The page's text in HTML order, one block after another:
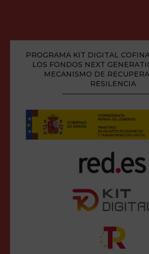
PROGRAMA KIT DIGITAL
LOS FONDOS NEXT
MECANISMO DE
RESILENCIA